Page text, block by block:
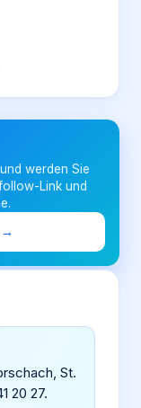
werden Sie
Link und
→
St.
20 27.